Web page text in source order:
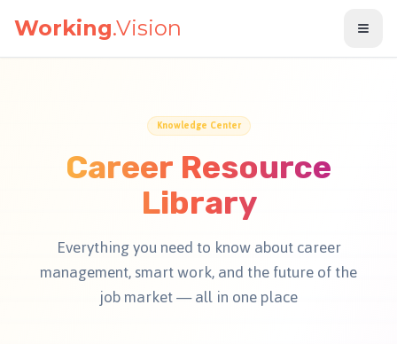
Working.Vision
Knowledge Center
Career Resource
Library
Everything you need to know about career
management, smart work, and the future of the
job market — all in one place